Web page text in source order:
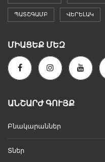
ՊԱՏՇԳԱՄԲ ՎԵՐԵԼԱԿ
ՄԻԱՑԵՔ ՄԵԶ
ԱՆՇԱՐԺ ԳՈՒՅՔ
Բնակարաններ
Տներ